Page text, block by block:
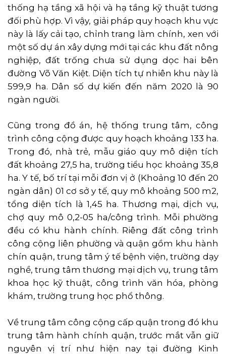
thống hạ tầng xã hội và hạ tầng kỹ thuật tương
đối phù hợp. Vì vậy, giải pháp quy hoạch khu vực
này là lấy cải tạo, chỉnh trang làm chính, xen với
một số dự án xây dựng mới tại các khu đất nông
nghiệp, đất trống chưa sử dụng dọc hai bên
đường Võ Văn Kiệt. Diện tích tự nhiên khu này là
599,9 ha. Dân số dự kiến đến năm 2020 là 90
ngàn người.
Cũng trong đồ án, hệ thống trung tâm, công
trình công cộng được quy hoạch khoảng 133 ha.
Trong đó, nhà trẻ, mẫu giáo quy mô diện tích
đất khoảng 27,5 ha, trường tiểu học khoảng 35,8
ha. Y tế, bố trí tại mỗi đơn vị ở (Khoảng 10 đến 20
ngàn dân) 01 cơ sở y tế, quy mô khoảng 500 m2,
tổng diện tích là 1,45 ha. Thương mại, dịch vụ,
chợ quy mô 0,2-05 ha/công trình. Mỗi phường
đều có khu hành chính. Riêng đất công trình
công cộng liên phường và quận gồm khu hành
chín quận, trung tâm ý tế bệnh viện, trường dạy
nghề, trung tâm thương mại dịch vụ, trung tâm
khoa học kỹ thuật, công trình văn hóa, phòng
khám, trường trung học phổ thông.
Về trung tâm công cộng cấp quận trong đó khu
trung tâm hành chính quận, trước mắt vẫn giữ
nguyên vị trí như hiện nay tại đường Kinh